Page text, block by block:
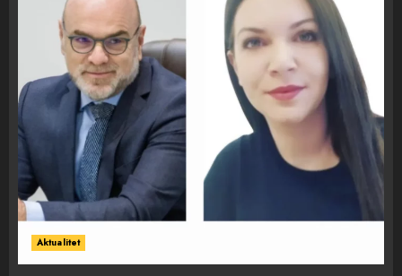
Aktualitet